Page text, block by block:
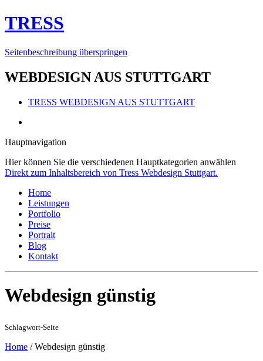
TRESS
Seitenbeschreibung überspringen
WEBDESIGN AUS STUTTGART
TRESS WEBDESIGN AUS STUTTGART
Hauptnavigation
Hier können Sie die verschiedenen Hauptkategorien anwählen
Direkt zum Inhaltsbereich von Tress Webdesign Stuttgart.
Home
Leistungen
Portfolio
Preise
Portrait
Blog
Kontakt
Webdesign günstig
Schlagwort-Seite
Home /Webdesign günstig